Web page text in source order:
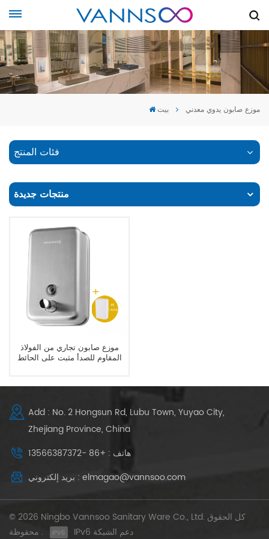
بيت موزع صابون يدوي معدني
فئات المنتج
منتجات جديدة
موزع صابون تجاري من الفولاذ
المقاوم للصدأ مثبت على الحائط
Add : No. 2 Hongsun Rd, Lubu Town, Yuyao City,
Zhejiang Province, China
هاتف : +86 -13566387372
بريد إلكتروني : elmagao@vannsoo.com
© 2026 Ningbo Vannsoo Sanitary Ware Co., Ltd. كل الحقوق
محفوظة .
IPv6 دعم الشبكة